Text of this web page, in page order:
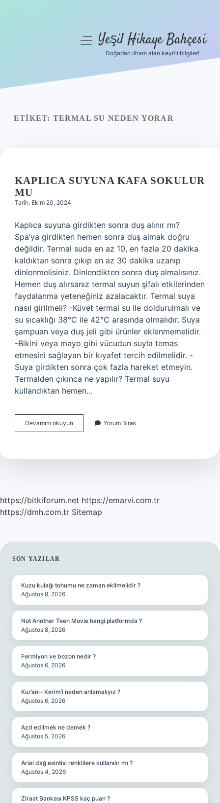
Yasal Uyarı
menüyüYeşil Hikaye Bahçesi
Doğadan ilham alan keyifli bilgiler!
ETIKET: TERMAL SU NEDEN YORAR
KAPLICA SUYUNA KAFA SOKULUR
MU
Tarih: Ekim 20, 2024
Kaplıca suyuna girdikten sonra duş alınır mı?
Spa’ya girdikten hemen sonra duş almak doğru
değildir. Termal suda en az 10, en fazla 20 dakika
kaldıktan sonra çıkıp en az 30 dakika uzanıp
dinlenmelisiniz. Dinlendikten sonra duş almalısınız.
Hemen duş alırsanız termal suyun şifalı etkilerinden
faydalanma yeteneğiniz azalacaktır. Termal suya
nasıl girilmeli? -Küvet termal su ile doldurulmalı ve
su sıcaklığı 38°C ile 42°C arasında olmalıdır. Suya
şampuan veya duş jeli gibi ürünler eklenmemelidir.
-Bikini veya mayo gibi vücudun suyla temas
etmesini sağlayan bir kıyafet tercih edilmelidir. -
Suya girdikten sonra çok fazla hareket etmeyin.
Termalden çıkınca ne yapılır? Termal suyu
kullandıktan hemen…
Devamını okuyun
Suyuna
Mu
Yorum Bırak
https://bitkiforum.net https://emarvi.com.tr
https://dmh.com.tr Sitemap
SIDEBAR
SON YAZILAR
Kuzu kulağı tohumu ne zaman ekilmelidir ?
Ağustos 8, 2026
Not Another Teen Movie hangi platformda ?
Ağustos 8, 2026
Fermiyon ve bozon nedir ?
Ağustos 6, 2026
Kur’an-ı Kerim’i neden anlamalıyız ?
Ağustos 6, 2026
Azd edilmek ne demek ?
Ağustos 5, 2026
Ariel dağ esintisi renklilere kullanılır mı ?
Ağustos 4, 2026
Ziraat Bankası KPSS kaç puan ?